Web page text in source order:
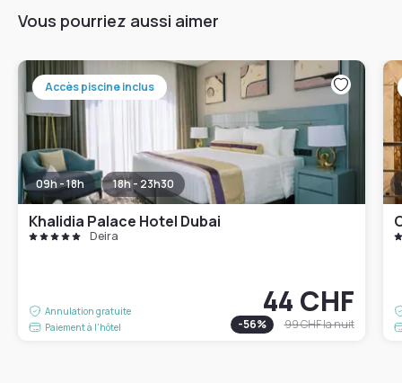
Vous pourriez aussi aimer
Accès piscine inclus
09h - 18h 18h - 23h30
Khalidia Palace Hotel Dubai
Deira
Annulation gratuite
Paiement à l'hôtel
44 CHF
-56% 99 CHFla nuit